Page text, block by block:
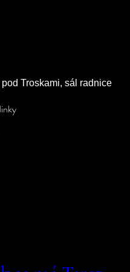
Troskami, sál radnice